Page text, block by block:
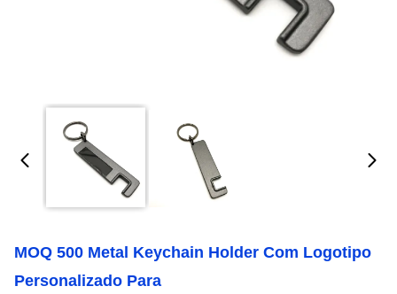
MOQ 500 Metal Keychain Holder Com Logotipo
Personalizado Para